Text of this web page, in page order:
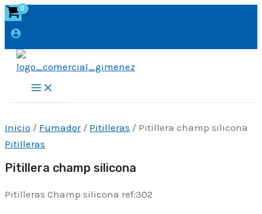
Ir
al
Main
Menu
Inicio / Fumador/ Pitilleras / Pitillera champ silicona
Pitilleras
Pitillera champ silicona
Pitilleras Champ silicona ref:302